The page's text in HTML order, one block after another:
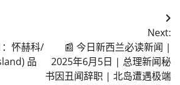
怀赫科/
品
Next:
📰 今日新西兰必读新闻 |
2025年6月5日 | 总理新闻秘
书因丑闻辞职 | 北岛遭遇极端